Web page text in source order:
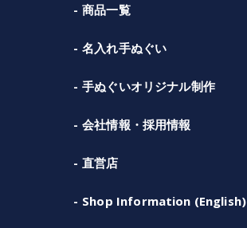
商品一覧
名入れ手ぬぐい
手ぬぐいオリジナル制作
会社情報・採用情報
直営店
Shop Information (English)